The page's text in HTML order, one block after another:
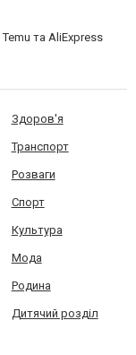
та AliExpress
Здоров'я
Транспорт
Розваги
Спорт
Культура
Мода
Родина
Дитячий розділ